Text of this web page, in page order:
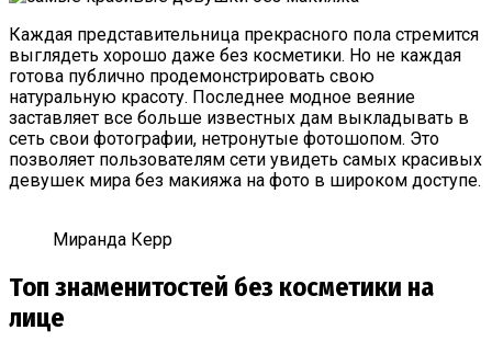
Каждая представительница прекрасного пола стремится
выглядеть хорошо даже без косметики. Но не каждая
готова публично продемонстрировать свою
натуральную красоту. Последнее модное веяние
заставляет все больше известных дам выкладывать в
сеть свои фотографии, нетронутые фотошопом. Это
позволяет пользователям сети увидеть самых красивых
девушек мира без макияжа на фото в широком доступе.
Миранда Керр
Топ знаменитостей без косметики на
лице